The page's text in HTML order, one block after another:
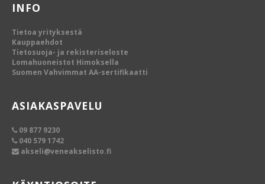
INFO
Tietoa yrityksestä
Kauppaehdot
Tietosuoja- ja rekisteriseloste
Lomahuoneistot Himoksella
Suomen Vahvimmat AA-sertifikaatti
ASIAKASPAVELU
09 877 9230
040 579 1742
akseli@veneakselisto.fi